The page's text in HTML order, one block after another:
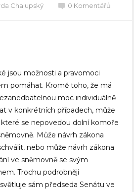
Chalupský 0 Komentářů
jsou možnosti a pravomoci
pomáhat. Kromě toho, že má
moc individuálně
v konkrétních případech, může
se nepovedou dolní komoře
Může návrh zákona
nebo může návrh zákona
ve sněmovně se svým
Trochu podrobněji
sám předseda Senátu ve